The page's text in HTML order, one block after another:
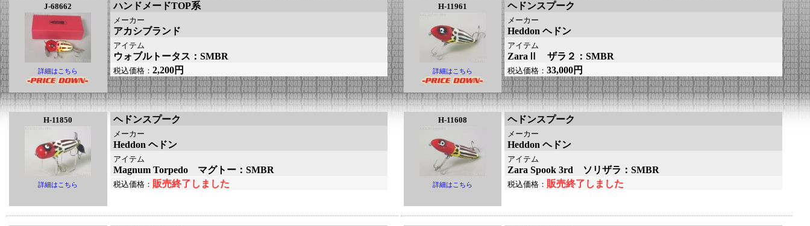
J-68662
詳細はこちら
ハンドメードTOP系
メーカー
アカシブランド
アイテム
ウォブルトータス：SMBR
税込価格： 2,200円
H-11961
詳細はこちら
ヘドンスプーク
メーカー
Heddon ヘドン
アイテム
ZaraⅡ ザラ２：SMBR
税込価格：33,000円
H-11850
詳細はこちら
ヘドンスプーク
メーカー
Heddon ヘドン
アイテム
Magnum Torpedo マグトー：SMBR
税込価格： 販売終了しました
H-11608
詳細はこちら
ヘドンスプーク
メーカー
Heddon ヘドン
アイテム
Zara Spook 3rd ソリザラ：SMBR
税込価格： 販売終了しました